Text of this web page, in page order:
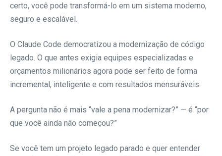
certo, você pode transformá-lo em um sistema moderno,
seguro e escalável.
O Claude Code democratizou a modernização de código
legado. O que antes exigia equipes especializadas e
orçamentos milionários agora pode ser feito de forma
incremental, inteligente e com resultados mensuráveis.
A pergunta não é mais “vale a pena modernizar?” — é “por
que você ainda não começou?”
Se você tem um projeto legado parado e quer entender